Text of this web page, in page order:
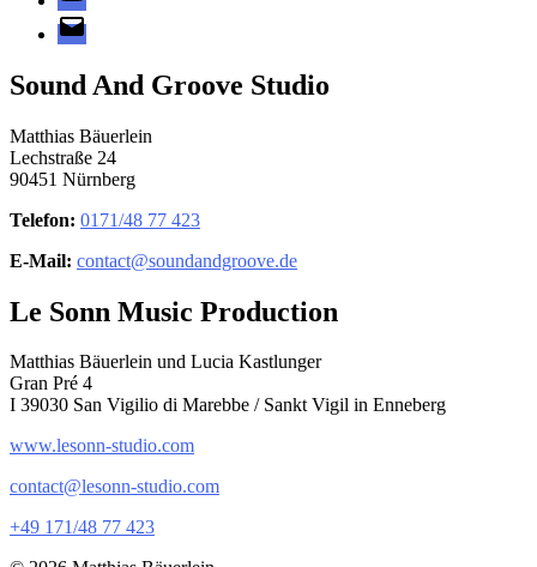
E-
Mail
Sound And Groove Studio
Matthias Bäuerlein
Lechstraße 24
90451 Nürnberg
Telefon: 0171/48 77 423
E-Mail: contact@soundandgroove.de
Le Sonn Music Production
Matthias Bäuerlein und Lucia Kastlunger
Gran Pré 4
I 39030 San Vigilio di Marebbe / Sankt Vigil in Enneberg
www.lesonn-studio.com
contact@lesonn-studio.com
+49 171/48 77 423